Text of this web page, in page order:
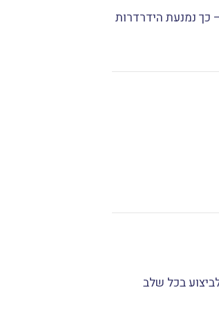
כך נמנעת הידרדרות
בכל שלב